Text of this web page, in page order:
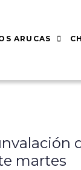
ARUCAS
martes